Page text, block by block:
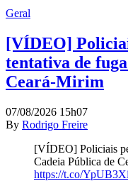
Geral
[VÍDEO]
tentativa de
Ceará-Mirim
07/08/2026 15h07
By Rodrigo Freire
[VÍDEO] Policiais
Cadeia Pública de
https://t.co/